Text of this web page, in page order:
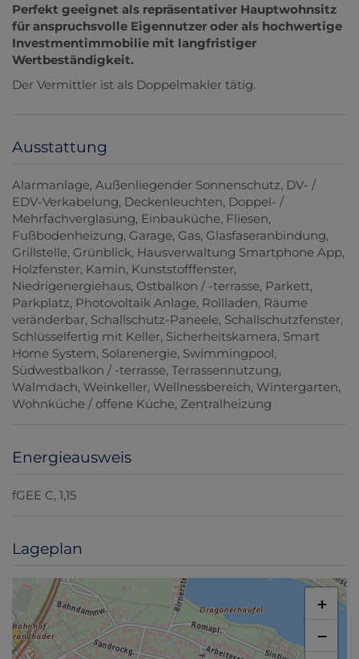
Perfekt geeignet als repräsentativer Hauptwohnsitz
für anspruchsvolle Eigennutzer oder als hochwertige
Investmentimmobilie mit langfristiger
Wertbeständigkeit.
Der Vermittler ist als Doppelmakler tätig.
Ausstattung
Alarmanlage Außenliegender Sonnenschutz DV- /
EDV-Verkabelung Deckenleuchten Doppel- /
Mehrfachverglasung Einbauküche Fliesen
Fußbodenheizung Garage Gas Glasfaseranbindung
Grillstelle Grünblick Hausverwaltung Smartphone App
Holzfenster Kamin Kunststofffenster
Niedrigenergiehaus Ostbalkon / -terrasse Parkett
Parkplatz Photovoltaik Anlage Rollladen Räume
veränderbar Schallschutz-Paneele Schallschutzfenster
Schlüsselfertig mit Keller Sicherheitskamera Smart
Home System Solarenergie Swimmingpool
Südwestbalkon / -terrasse Terrassennutzung
Walmdach Weinkeller Wellnessbereich Wintergarten
Wohnküche / offene Küche Zentralheizung
Energieausweis
fGEE C, 1,15
Lageplan
+
−